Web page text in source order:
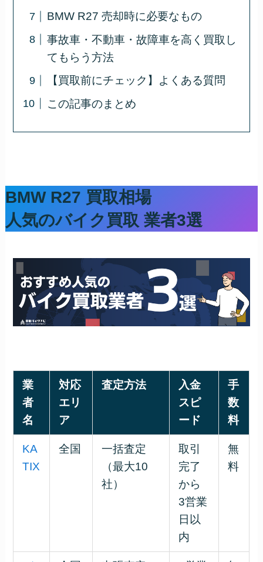
BMW R27 売却時に必要なもの
事故車・不動車・故障車を高く買取し
てもらう方法
【買取前にチェック】よくある質問
この記事のまとめ
BMW R27 買取相場
人気のバイク買取 業者3選
業
者
名
対応
エリ
ア
査定方法
入金
スピ
ード
手
数
料
KA
TIX
全国
一括査定
（最大10
社）
取引
完了
から
3営業
日以
内
無
料